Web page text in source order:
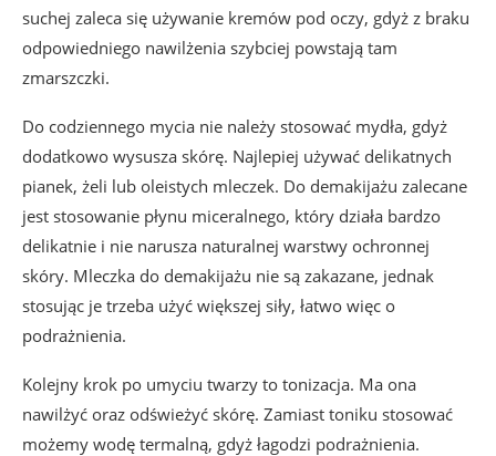
suchej zaleca się używanie kremów pod oczy, gdyż z braku
odpowiedniego nawilżenia szybciej powstają tam
zmarszczki.
Do codziennego mycia nie należy stosować mydła, gdyż
dodatkowo wysusza skórę. Najlepiej używać delikatnych
pianek, żeli lub oleistych mleczek. Do demakijażu zalecane
jest stosowanie płynu miceralnego, który działa bardzo
delikatnie i nie narusza naturalnej warstwy ochronnej
skóry. Mleczka do demakijażu nie są zakazane, jednak
stosując je trzeba użyć większej siły, łatwo więc o
podrażnienia.
Kolejny krok po umyciu twarzy to tonizacja. Ma ona
nawilżyć oraz odświeżyć skórę. Zamiast toniku stosować
możemy wodę termalną, gdyż łagodzi podrażnienia.